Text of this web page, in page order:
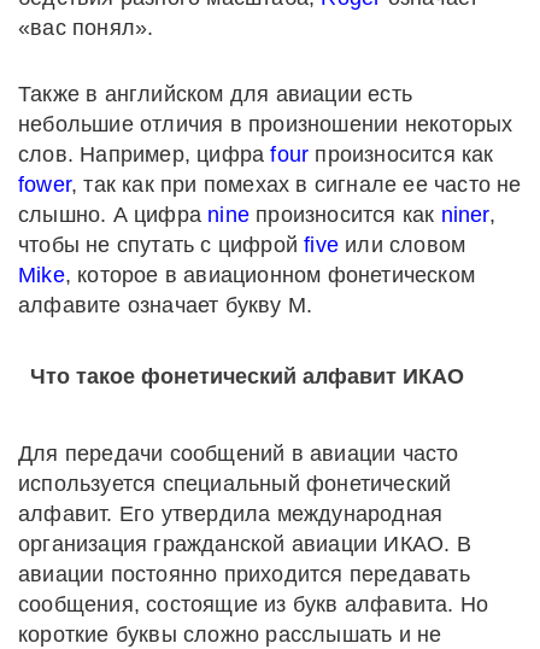
«вас понял».
Также в английском для авиации есть
небольшие отличия в произношении некоторых
слов. Например, цифраfour произносится как
fower, так как при помехах в сигнале ее часто не
слышно. А цифра nine произносится как niner,
чтобы не спутать с цифройfive или словом
Mike, которое в авиационном фонетическом
алфавите означает букву M.
Что такое фонетический алфавит ИКАО
Для передачи сообщений в авиации часто
используется специальный фонетический
алфавит. Его утвердила международная
организация гражданской авиации ИКАО. В
авиации постоянно приходится передавать
сообщения, состоящие из букв алфавита. Но
короткие буквы сложно расслышать и не